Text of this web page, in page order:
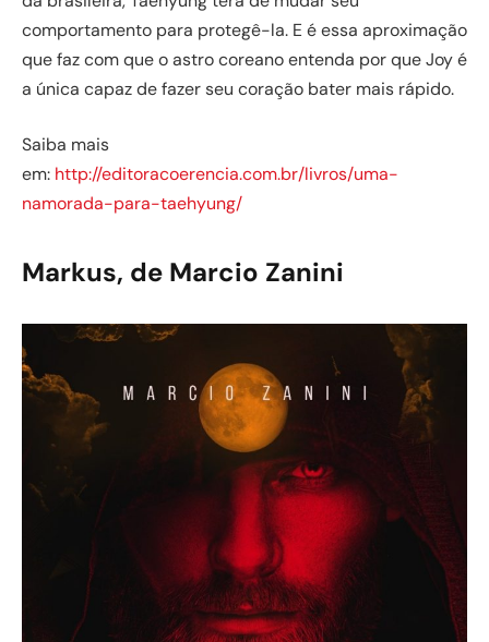
comportamento para protegê-la. E é essa aproximação
que faz com que o astro coreano entenda por que Joy é
a única capaz de fazer seu coração bater mais rápido.
Saiba mais
em: http://editoracoerencia.com.br/livros/uma-
namorada-para-taehyung/
Markus, de Marcio Zanini